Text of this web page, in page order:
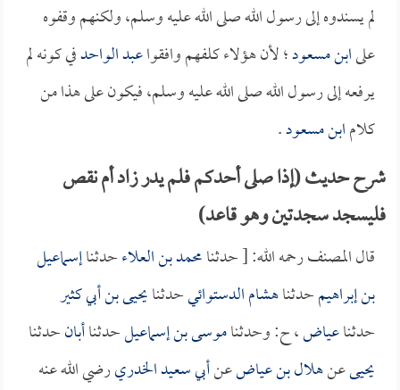
لم يسندوه إلى رسول الله صلى الله عليه وسلم، ولكنهم وقفوه
علىابن مسعود؛ لأن هؤلاء كلفهم وافقواعبد الواحدفي كونه لم
يرفعه إلى رسول الله صلى الله عليه وسلم، فيكون على هذا من
كلامابن مسعود.
شرح حديث (إذا صلى أحدكم فلم يدر زاد أم نقص
فليسجد سجدتين وهو قاعد)
قال المصنف رحمه الله: [ حدثنامحمد بن العلاءحدثناإسماعيل
بن إبراهيمحدثناهشام الدستوائيحدثنايحيى بن أبي كثير
حدثناعياض، ح: وحدثناموسى بن إسماعيلحدثناأبانحدثنا
يحيىعنهلال بن عياضعنأبي سعيد الخدريرضي الله عنه